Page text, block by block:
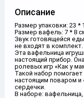
Описание
Размер упаковки: 23 *
Размер вафель: 7 * 8
Звук готовящейся
не входят в комплект.
Эта вафельница
настоящий прибор.
ролевых игр «Как у
Такой набор
настоящим поваром и
сердечки.
В наборе: